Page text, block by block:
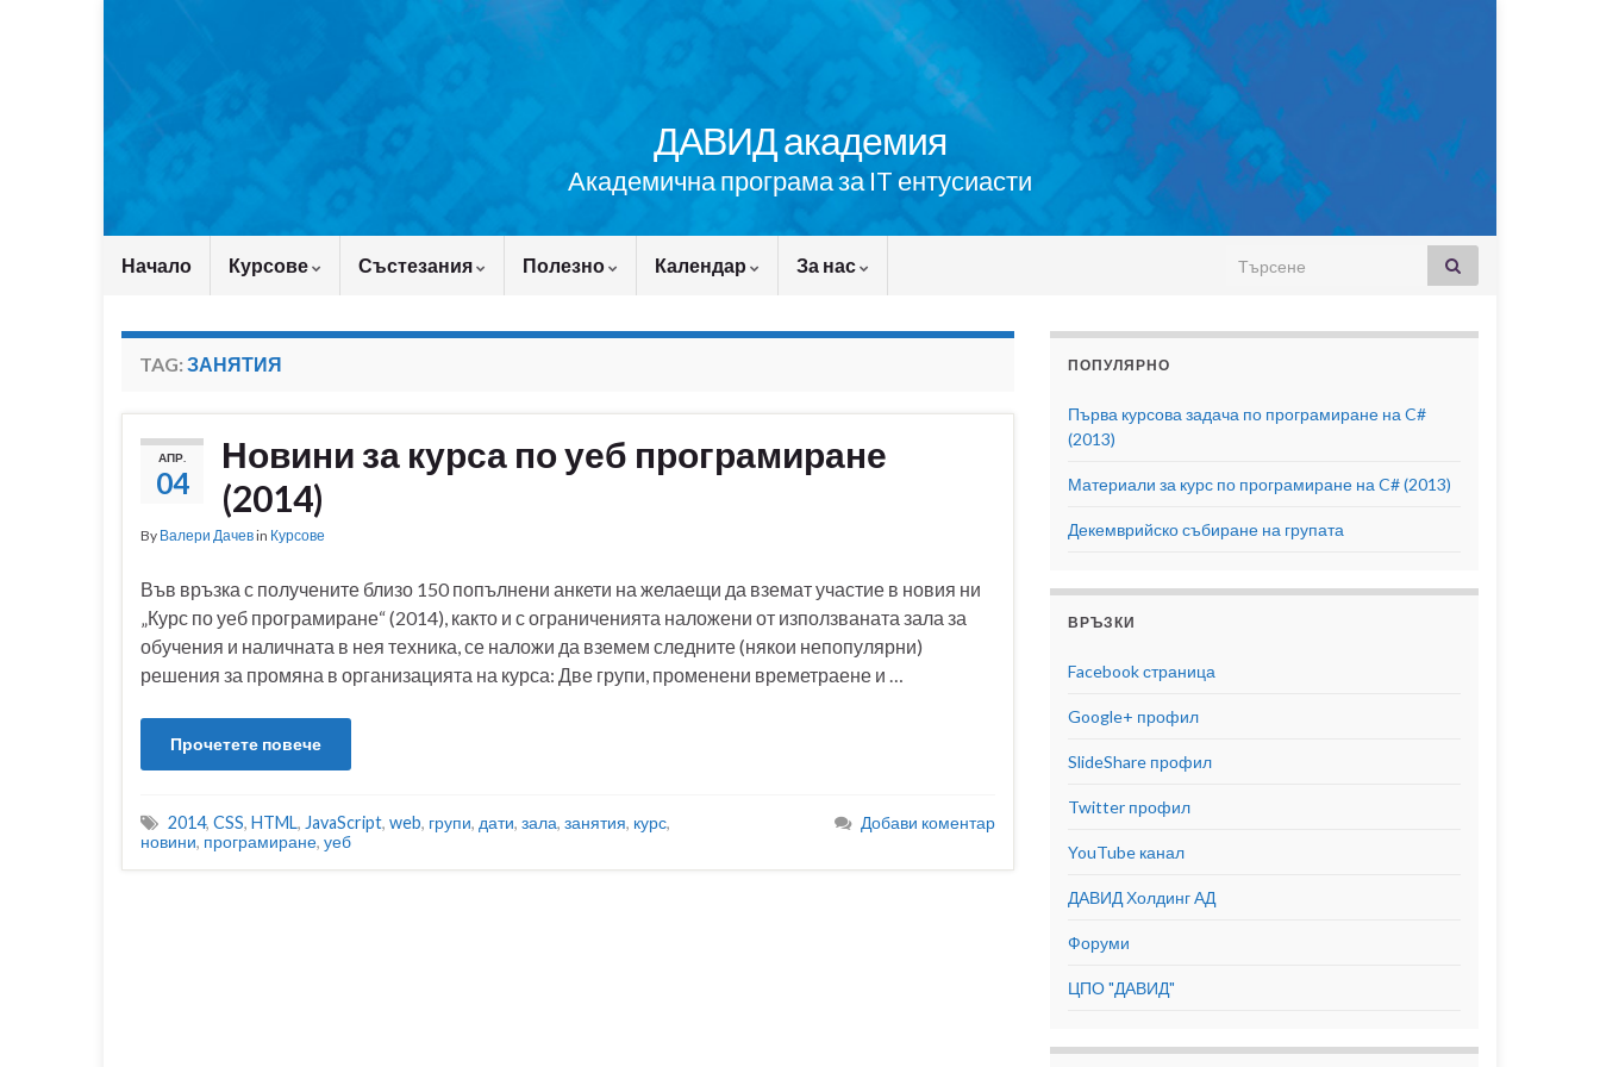
ДАВИД академия
Академична програма за IT ентусиасти
Начало Курсове Състезания Полезно Календар За нас Search for:
TAG: ЗАНЯТИЯ
АПР.
04
Новини за курса по уеб програмиране
(2014)
By Валери Дачевin Курсове
Във връзка с получените близо 150 попълнени анкети на желаещи да вземат участие в новия ни
„Курс по уеб програмиране“ (2014), както и с ограниченията наложени от използваната зала за
обучения и наличната в нея техника, се наложи да вземем следните (някои непопулярни)
решения за промяна в организацията на курса: Две групи, променени времетраене и …
Прочетете повече
2014, CSS, HTML, JavaScript, web, групи, дати, зала, занятия, курс,
новини, програмиране, уеб
Добави коментар
ПОПУЛЯРНО
Първа курсова задача по програмиране на C#
(2013)
Материали за курс по програмиране на C# (2013)
Декемврийско събиране на групата
ВРЪЗКИ
Facebook страница
Google+ профил
SlideShare профил
Twitter профил
YouTube канал
ДАВИД Холдинг АД
Форуми
ЦПО "ДАВИД"